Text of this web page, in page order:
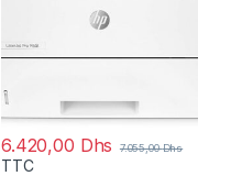
6.420,00 Dhs 7.055,00Dhs
TTC